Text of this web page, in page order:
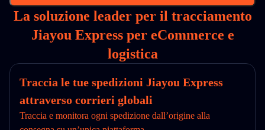
La soluzione leader per il tracciamento
Jiayou Express per eCommerce e
logistica
Traccia le tue spedizioni Jiayou Express
attraverso corrieri globali
Traccia e monitora ogni spedizione dall’origine alla